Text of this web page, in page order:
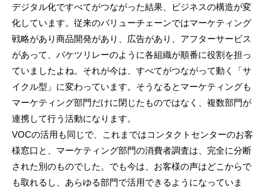
デジタル化ですべてがつながった結果、ビジネスの構造が変
化しています。従来のバリューチェーンではマーケティング
戦略があり商品開発があり、広告があり、アフターサービス
があって、バケツリレーのように各組織が順番に役割を担っ
ていましたよね。それが今は、すべてがつながって動く「サ
イクル型」に変わっています。そうなるとマーケティングも
マーケティング部門だけに閉じたものではなく、複数部門が
連携して行う活動になります。
VOCの活用も同じで、これまではコンタクトセンターのお客
様窓口と、マーケティング部門の消費者調査は、完全に分断
された別のものでした。でも今は、お客様の声はどこからで
も取れるし、あらゆる部門で活用できるようになっていま